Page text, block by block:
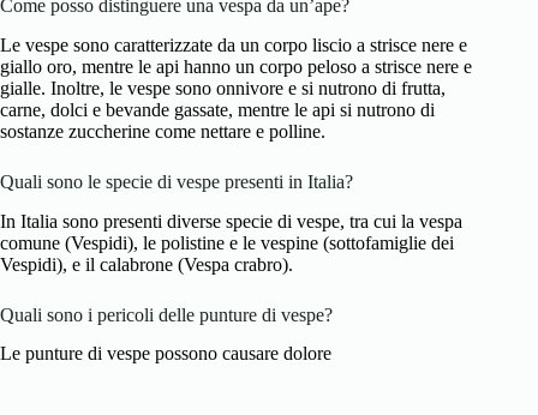
Come posso distinguere una vespa da un’ape?
Le vespe sono caratterizzate da un corpo liscio a strisce nere e
giallo oro, mentre le api hanno un corpo peloso a strisce nere e
gialle. Inoltre, le vespe sono onnivore e si nutrono di frutta,
carne, dolci e bevande gassate, mentre le api si nutrono di
sostanze zuccherine come nettare e polline.
Quali sono le specie di vespe presenti in Italia?
In Italia sono presenti diverse specie di vespe, tra cui la vespa
comune (Vespidi), le polistine e le vespine (sottofamiglie dei
Vespidi), e il calabrone (Vespa crabro).
Quali sono i pericoli delle punture di vespe?
Le punture di vespe possono causare dolore